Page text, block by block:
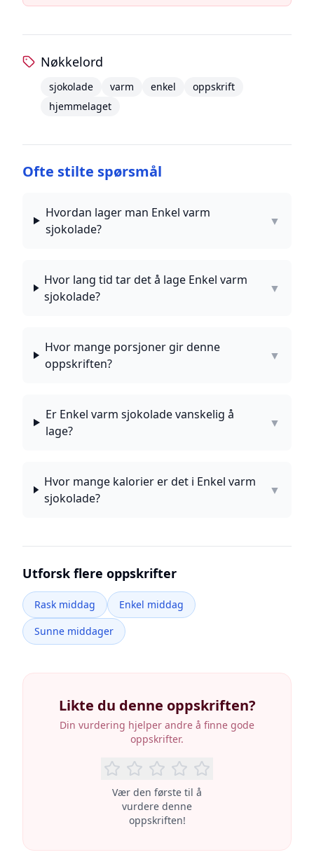
Nøkkelord
sjokolade varm enkel
oppskrift
hjemmelaget
Ofte stilte spørsmål
Hvordan lager man Enkel varm
sjokolade?
▼
Hvor lang tid tar det å lage Enkel varm
sjokolade?
▼
Hvor mange porsjoner gir denne
oppskriften?
▼
Er Enkel varm sjokolade vanskelig å
lage?
▼
Hvor mange kalorier er det i Enkel varm
sjokolade?
▼
Utforsk flere oppskrifter
Rask middag
Enkel middag
Sunne middager
Likte du denne oppskriften?
Din vurdering hjelper andre å finne gode
oppskrifter.
Vær den første til å
vurdere denne
oppskriften!